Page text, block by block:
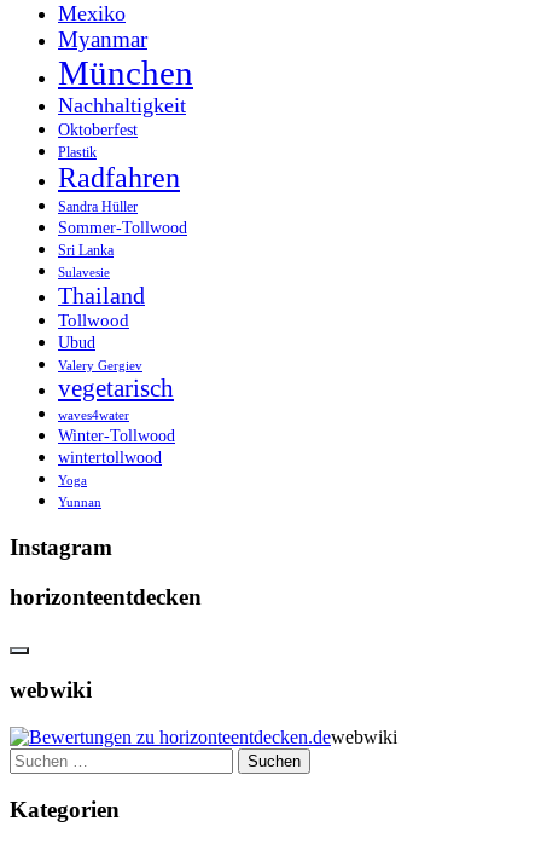
Mexiko
Myanmar
München
Nachhaltigkeit
Oktoberfest
Plastik
Radfahren
Sandra Hüller
Sommer-Tollwood
Sri Lanka
Sulavesie
Thailand
Tollwood
Ubud
Valery Gergiev
vegetarisch
waves4water
Winter-Tollwood
wintertollwood
Yoga
Yunnan
Instagram
horizonteentdecken
webwiki
webwiki
Suchen
nach:
Kategorien